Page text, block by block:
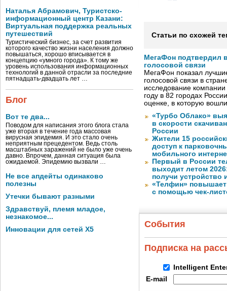
Наталья Абрамович, Туристско-
информационный центр Казани:
Виртуальная поддержка реальных
путешествий
Туристический бизнес, за счет развития
которого качество жизни населения должно
повышаться, хорошо вписывается в
концепцию «умного города». К тому же
уровень использования информационных
технологий в данной отрасли за последние
пятнадцать-двадцать лет …
Блог
Вот те два...
Поводом для написания этого блога стала
уже вторая в течение года массовая
вирусная эпидемия. И это стало очень
неприятным прецедентом. Ведь столь
масштабных заражений не было уже очень
давно. Впрочем, данная ситуация была
ожидаемой. Эпидемию вызвали …
Не все апдейты одинаково
полезны
Утечки бывают разными
Здравствуй, племя младое,
незнакомое...
Инновации для сетей X5
Статьи по схожей
МегаФон подтвердил
голосовой связи
МегаФон показал
голосовой связи в
исследование
году в 82 городах
оценке, в которую
«Турбо Облако»
в скорости
России
Жители 15
доступ к
мобильного
Первый в России
выходит летом
получи устройство
«Телфин» повышает
с помощью чек-
События
Подписка на
Intelligent
E-mail